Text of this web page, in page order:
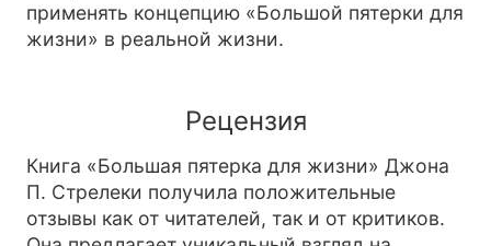
применять концепцию «Большой пятерки для
жизни» в реальной жизни.
Рецензия
Книга «Большая пятерка для жизни» Джона
П. Стрелеки получила положительные
отзывы как от читателей, так и от критиков.